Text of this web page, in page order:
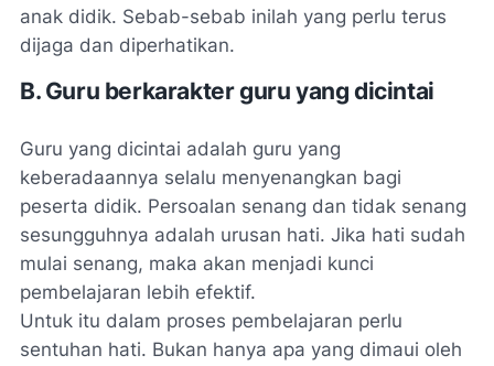
anak didik. Sebab-sebab inilah yang perlu terus
dijaga dan diperhatikan.
B. Guru berkarakter guru yang dicintai
Guru yang dicintai adalah guru yang
keberadaannya selalu menyenangkan bagi
peserta didik. Persoalan senang dan tidak senang
sesungguhnya adalah urusan hati. Jika hati sudah
mulai senang, maka akan menjadi kunci
pembelajaran lebih efektif.
Untuk itu dalam proses pembelajaran perlu
sentuhan hati. Bukan hanya apa yang dimaui oleh